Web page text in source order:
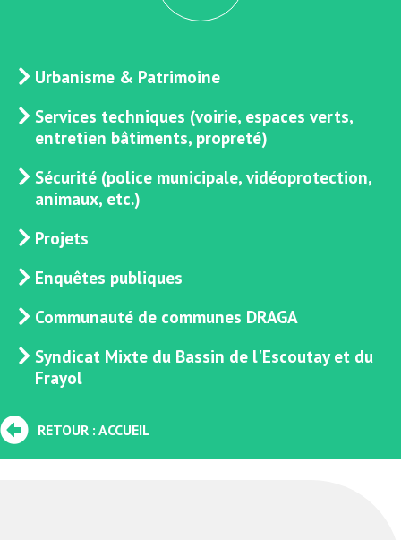
Urbanisme & Patrimoine
Services techniques (voirie, espaces verts,
entretien bâtiments, propreté)
Sécurité (police municipale, vidéoprotection,
animaux, etc.)
Projets
Enquêtes publiques
Communauté de communes DRAGA
Syndicat Mixte du Bassin de l'Escoutay et du
Frayol
RETOUR : ACCUEIL